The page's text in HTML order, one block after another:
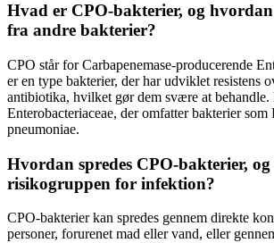
Hvad er CPO-bakterier, og
fra andre bakterier?
CPO står for Carbapenemase-producerende
er en type bakterier, der har udviklet resistens
antibiotika, hvilket gør dem svære at
Enterobacteriaceae, der omfatter bakterier
pneumoniae.
Hvordan spredes CPO-bakterier,
risikogruppen for infektion?
CPO-bakterier kan spredes gennem direkte
personer, forurenet mad eller vand, eller